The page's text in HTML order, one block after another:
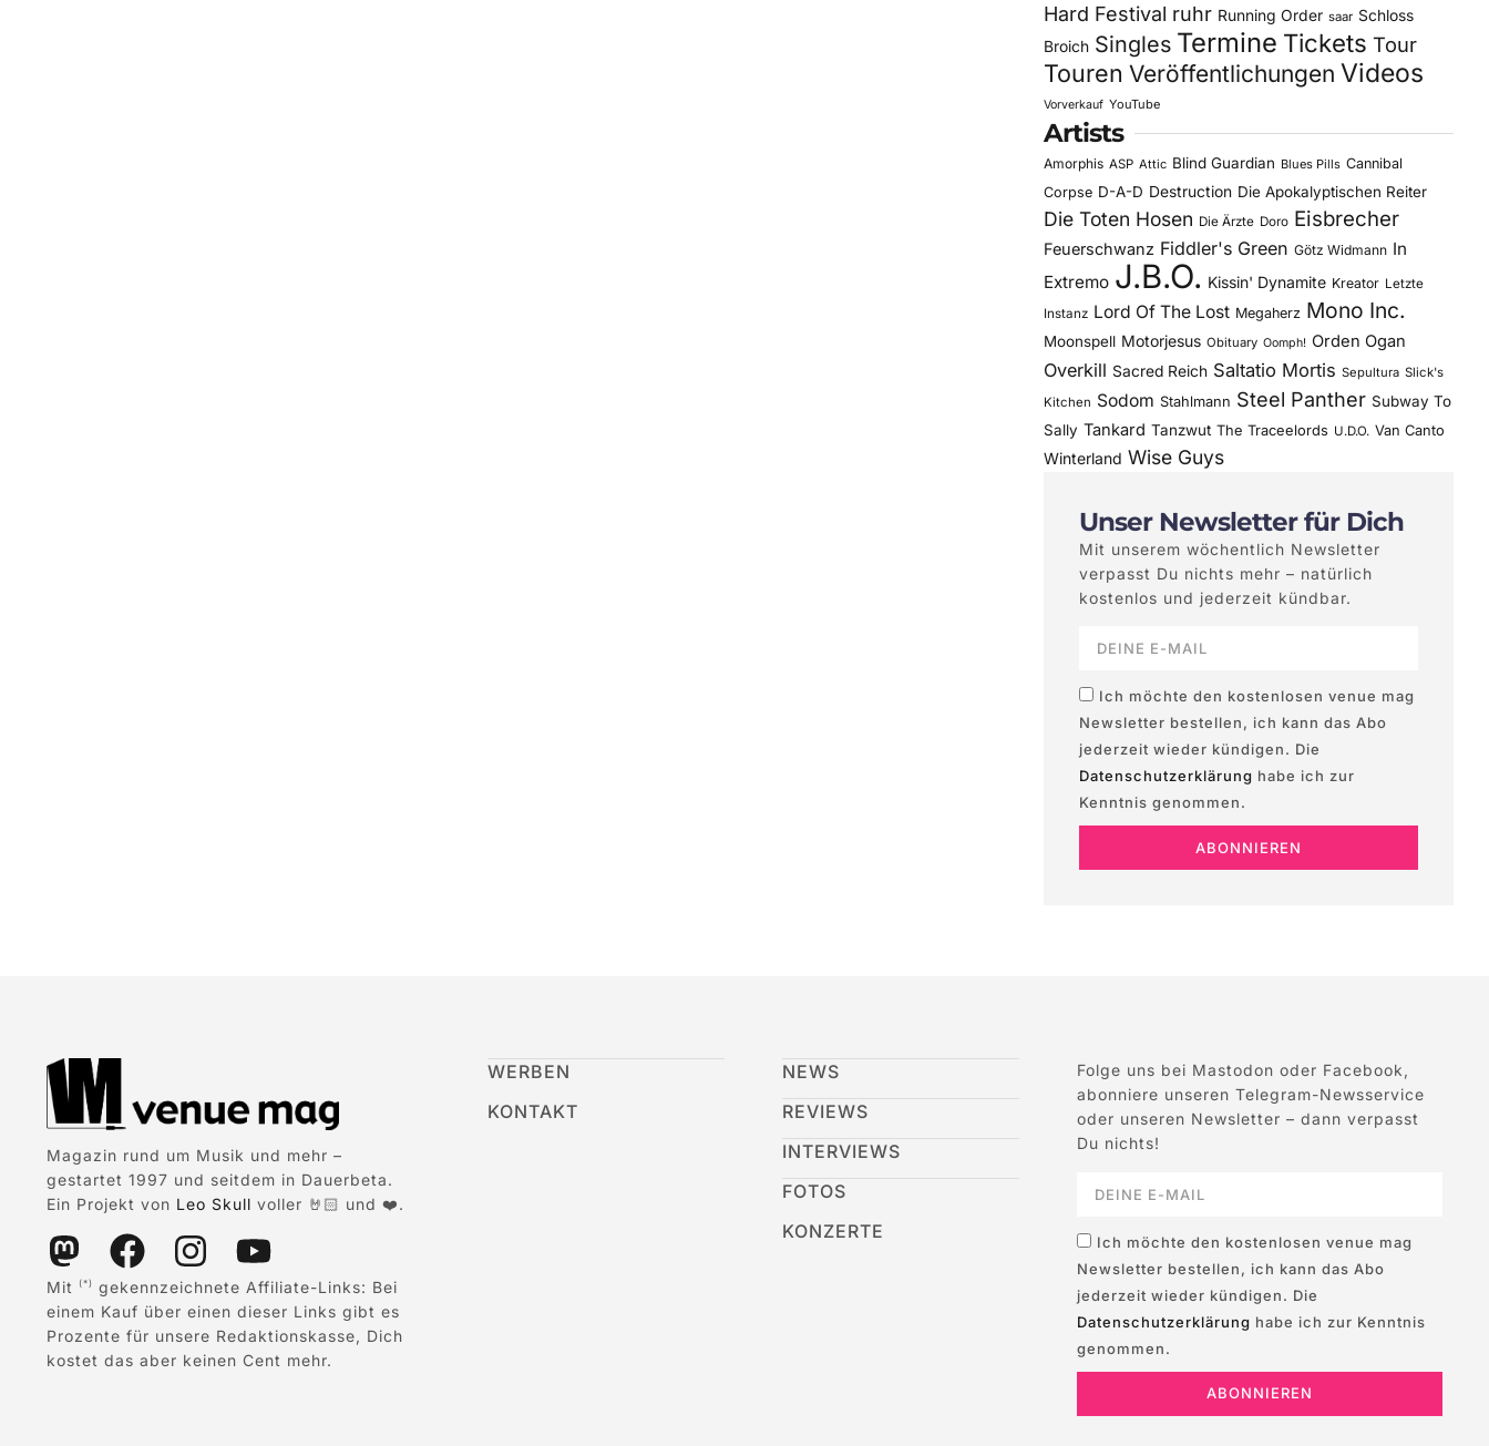
Hard Festival ruhr Running Order saar Schloss
Broich Singles Termine Tickets Tour
Touren Veröffentlichungen Videos
Vorverkauf YouTube
Artists
Amorphis ASP Attic Blind Guardian Blues Pills Cannibal
Corpse D-A-D Destruction Die Apokalyptischen Reiter
Die Toten Hosen Die Ärzte Doro Eisbrecher
Feuerschwanz Fiddler's Green Götz Widmann In
Extremo J.B.O. Kissin' Dynamite Kreator Letzte
Instanz Lord Of The Lost Megaherz Mono Inc.
Moonspell Motorjesus Obituary Oomph! Orden Ogan
Overkill Sacred Reich Saltatio Mortis Sepultura Slick's
Kitchen Sodom Stahlmann Steel Panther Subway To
Sally Tankard Tanzwut The Traceelords U.D.O. Van Canto
Winterland Wise Guys
Unser Newsletter für Dich
Mit unserem wöchentlich Newsletter
verpasst Du nichts mehr – natürlich
kostenlos und jederzeit kündbar.
Ich möchte den kostenlosen venue mag
Newsletter bestellen, ich kann das Abo
jederzeit wieder kündigen. Die
Datenschutzerklärung habe ich zur
Kenntnis genommen.
ABONNIEREN
Magazin rund um Musik und mehr –
gestartet 1997 und seitdem in Dauerbeta.
Ein Projekt von Leo Skull voller 🤘🏻 und ❤️.
Mit (*)
gekennzeichnete Affiliate-Links: Bei
einem Kauf über einen dieser Links gibt es
Prozente für unsere Redaktionskasse, Dich
kostet das aber keinen Cent mehr.
WERBEN
KONTAKT
NEWS
REVIEWS
INTERVIEWS
FOTOS
KONZERTE
Folge uns bei Mastodon oder Facebook,
abonniere unseren Telegram-Newsservice
oder unseren Newsletter – dann verpasst
Du nichts!
Ich möchte den kostenlosen venue mag
Newsletter bestellen, ich kann das Abo
jederzeit wieder kündigen. Die
Datenschutzerklärung habe ich zur Kenntnis
genommen.
ABONNIEREN